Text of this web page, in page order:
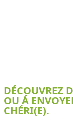
DÉCOUVREZ
OU Á
CHÉRI(E).